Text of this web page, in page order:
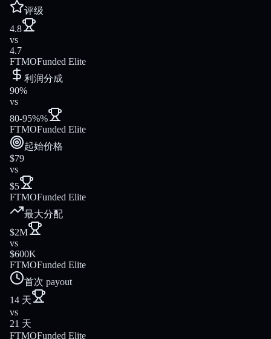
评级
4.8
vs
4.7
FTMOFunded Elite
利润分成
90%
vs
80-95%%
FTMOFunded Elite
起始价格
$79
vs
$5
FTMOFunded Elite
最大分配
$2M
vs
$600K
FTMOFunded Elite
首次 payout
14 天
vs
21 天
FTMOFunded Elite